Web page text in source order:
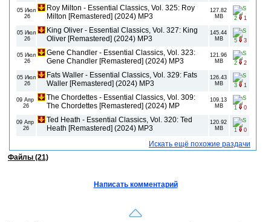
05 Июл
26
Roy Milton - Essential Classics, Vol. 325: Roy
Milton [Remastered] (2024) MP3
127.82
MB
2 1
05 Июл
26
King Oliver - Essential Classics, Vol. 327: King
Oliver [Remastered] (2024) MP3
145.44
MB
5 3
05 Июл
26
Gene Chandler - Essential Classics, Vol. 323:
Gene Chandler [Remastered] (2024) MP3
121.96
MB
2 2
05 Июл
26
Fats Waller - Essential Classics, Vol. 329: Fats
Waller [Remastered] (2024) MP3
126.43
MB
3 1
09 Апр
26
The Chordettes - Essential Classics, Vol. 309:
The Chordettes [Remastered] (2024) MP
109.13
MB
1 0
09 Апр
26
Ted Heath - Essential Classics, Vol. 320: Ted
Heath [Remastered] (2024) MP3
120.92
MB
1 0
Искать ещё похожие раздачи
Файлы (21)
Написать комментарий